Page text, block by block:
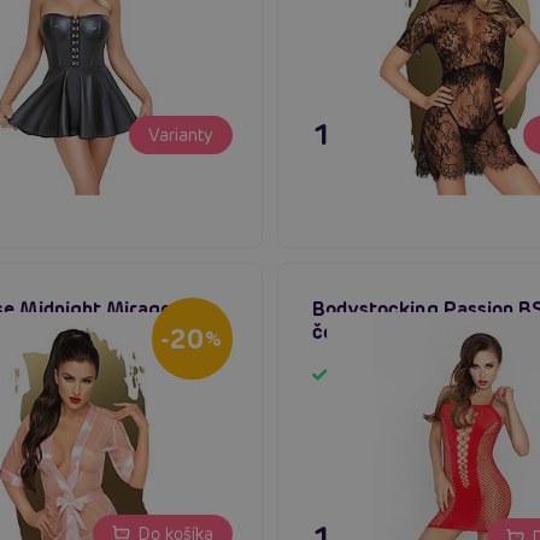
€ Varianty 19,80 €
-20%
Midnight Mirage
župan
Do košíka
Bodystocking Passion
červený